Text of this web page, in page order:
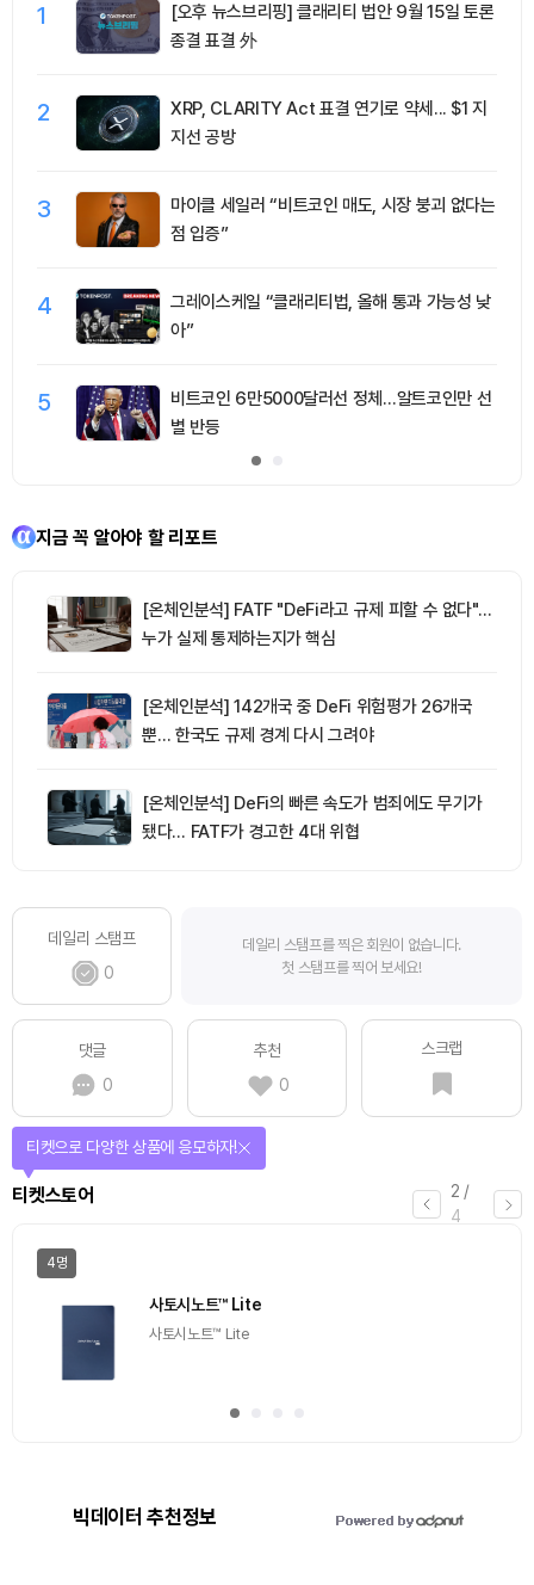
1
[오후 뉴스브리핑] 클래리티 법안 9월 15일 토론
종결 표결 外
2
XRP, CLARITY Act 표결 연기로 약세... $1 지
지선 공방
3
마이클 세일러 “비트코인 매도, 시장 붕괴 없다는
점 입증”
4
그레이스케일 “클래리티법, 올해 통과 가능성 낮
아”
5
비트코인 6만5000달러선 정체…알트코인만 선
별 반등
지금 꼭 알아야 할 리포트
[온체인분석] FATF "DeFi라고 규제 피할 수 없다"…
누가 실제 통제하는지가 핵심
[온체인분석] 142개국 중 DeFi 위험평가 26개국
뿐… 한국도 규제 경계 다시 그려야
[온체인분석] DeFi의 빠른 속도가 범죄에도 무기가
됐다… FATF가 경고한 4대 위협
데일리 스탬프
0
데일리 스탬프를 찍은 회원이 없습니다.
첫 스탬프를 찍어 보세요!
댓글
0
추천
0
스크랩
2 /
4
티켓스토어
티켓으로 다양한 상품에 응모하자!
4명
사토시노트™ Lite
사토시노트™ Lite
빅데이터 추천정보